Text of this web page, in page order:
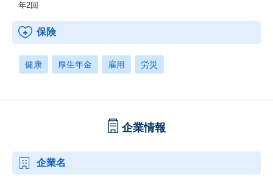
年2回
保険
健康 厚生年金 雇用 労災
企業情報
企業名